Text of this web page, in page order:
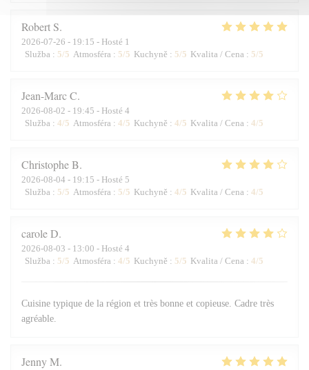
Robert S
2026-07-26 - 19:15 - Hosté 1
Služba : 5/5 Atmosféra : 5/5 Kuchyně : 5/5 Kvalita / Cena : 5/5
Jean-MarcC
2026-08-02 - 19:45 - Hosté 4
Služba : 4/5 Atmosféra : 4/5 Kuchyně : 4/5 Kvalita / Cena : 4/5
ChristopheB
2026-08-04 - 19:15 - Hosté 5
Služba : 5/5 Atmosféra : 5/5 Kuchyně : 4/5 Kvalita / Cena : 4/5
caroleD
2026-08-03 - 13:00 - Hosté 4
Služba : 5/5 Atmosféra : 4/5 Kuchyně : 5/5 Kvalita / Cena : 4/5
Cuisine typique de la région et très bonne et copieuse. Cadre très
agréable.
JennyM